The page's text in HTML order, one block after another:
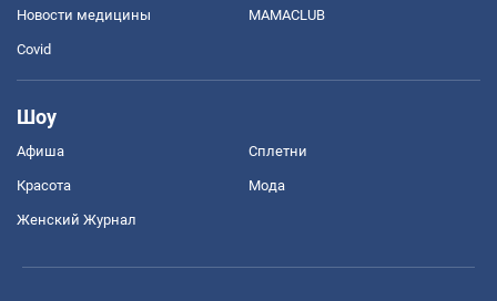
Новости медицины MAMACLUB
Covid
Шоу
Афиша Сплетни
Красота Мода
Женский Журнал